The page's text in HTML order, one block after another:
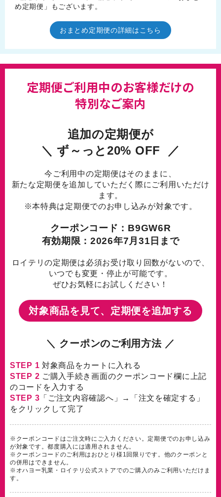
め定期便」もございます。
おまとめ定期便の詳細はこちら
定期便ご利用中のお客様だけの
特別なご案内
追加の定期便が
＼ ず～っと20% OFF ／
今ご利用中の定期便はそのままに、
新たな定期便を追加していただく際にご利用いただけ
ます。
※本特典は定期便でのお申し込みが対象です。
クーポンコード：B9GW6R
有効期限：2026年7月31日まで
ロイテリの定期便は必須お受け取り回数がないので、
いつでも変更・停止が可能です。
ぜひお気軽にお試しください！
対象商品を見て、定期便を追加する
＼ クーポンのご利用方法 ／
STEP 1 対象商品をカートに入れる
STEP 2 ご購入手続き画面のクーポンコード欄に上記
のコードを入力する
STEP 3 「ご注文内容確認へ」→「注文を確定する」
をクリックして完了
※クーポンコードはご注文時にご入力ください。定期便でのお申し込み
が対象です。都度購入には適用されません。
※クーポンコードのご利用はおひとり様1回限りです。他のクーポンと
の併用はできません。
※オハヨー乳業・ロイテリ公式ストアでのご購入のみご利用いただけま
す。